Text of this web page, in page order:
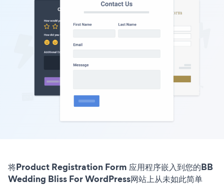
将Product Registration Form 应用程序嵌入到您的BB
Wedding Bliss For WordPress网站上从未如此简单